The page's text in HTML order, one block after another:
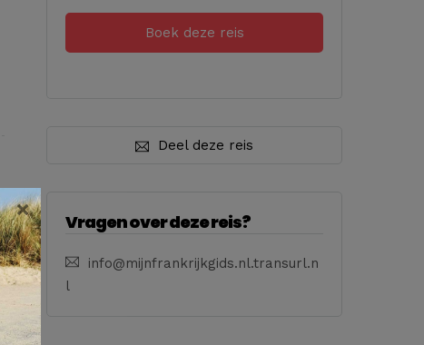
Boek deze reis
Deel deze reis
Vragen over deze reis?
info@mijnfrankrijkgids.nl.transurl.n
l
×